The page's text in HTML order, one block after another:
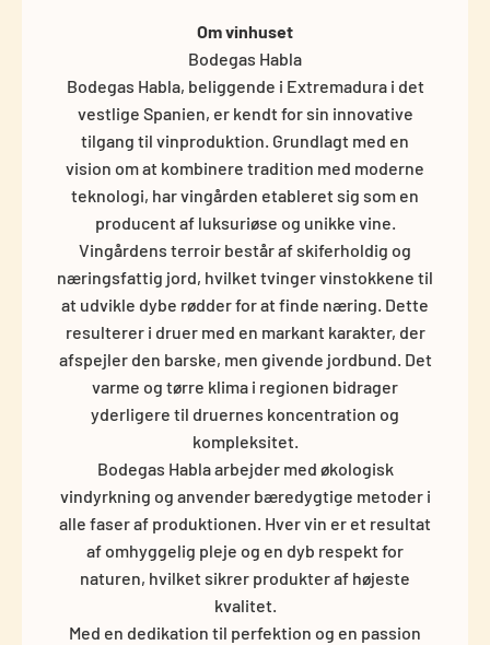
Om vinhuset
Bodegas Habla
Bodegas Habla, beliggende i Extremadura i det
vestlige Spanien, er kendt for sin innovative
tilgang til vinproduktion. Grundlagt med en
vision om at kombinere tradition med moderne
teknologi, har vingården etableret sig som en
producent af luksuriøse og unikke vine.
Vingårdens terroir består af skiferholdig og
næringsfattig jord, hvilket tvinger vinstokkene til
at udvikle dybe rødder for at finde næring. Dette
resulterer i druer med en markant karakter, der
afspejler den barske, men givende jordbund. Det
varme og tørre klima i regionen bidrager
yderligere til druernes koncentration og
kompleksitet.
Bodegas Habla arbejder med økologisk
vindyrkning og anvender bæredygtige metoder i
alle faser af produktionen. Hver vin er et resultat
af omhyggelig pleje og en dyb respekt for
naturen, hvilket sikrer produkter af højeste
kvalitet.
Med en dedikation til perfektion og en passion